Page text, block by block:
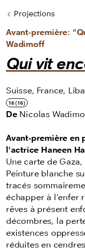
Projections
Avant-première:
Wadimoff
Qui vit
Suisse, France,
16 (16)
DeNicolas
Avant-première en
l'actrice Haneen
Une carte de
Peinture blanche
tracés
échapper à l’enfer
rêves à présent
décombres, la
existences
réduites en